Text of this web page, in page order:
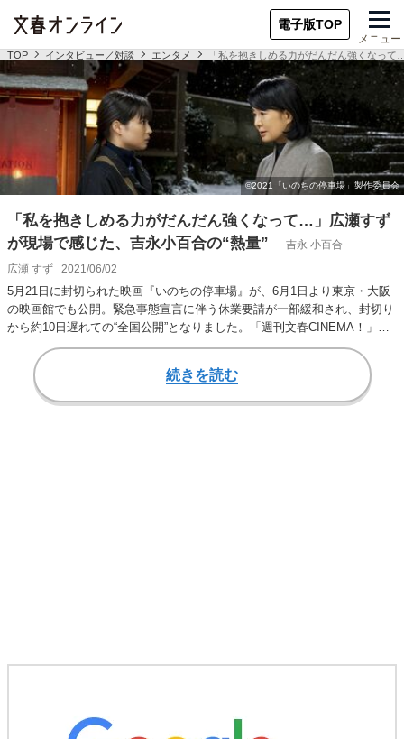
電子版TOP
メニュー
TOP インタビュー／対談 エンタメ 「私を抱きしめる力がだんだん強くなっ
「私を抱きしめる力がだんだん強くなって…」広瀬すず
が現場で感じた、吉永小百合の“熱量”
吉永 小百合
広瀬 すず
2021/06/02
5月21日に封切られた映画『いのちの停車場』が、6月1日より東京・大阪
の映画館でも公開。緊急事態宣言に伴う休業要請が一部緩和され、封切り
から約10日遅れての“全国公開”となりました。「週刊文春CINEMA！」で
続きを読む